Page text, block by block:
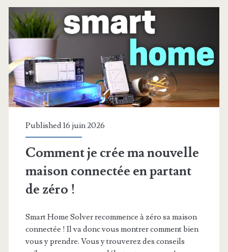
vraiment
envie
2026
!
Published 16 juin 2026
Comment je crée ma nouvelle
maison connectée en partant
de zéro !
Smart Home Solver recommence à zéro sa maison
connectée ! Il va donc vous montrer comment bien
vous y prendre. Vous y trouverez des conseils